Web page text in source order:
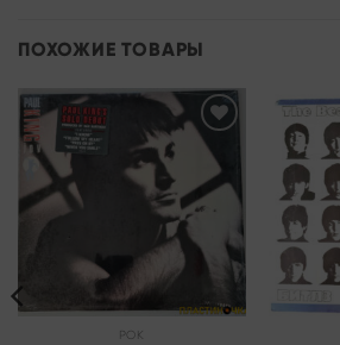
ПОХОЖИЕ ТОВАРЫ
Add to
wishlist
РОК